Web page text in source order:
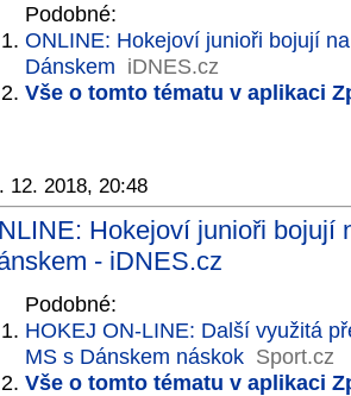
Podobné:
ONLINE: Hokejoví junioři bojují
Dánskem iDNES.cz
Vše o tomto tématu v aplikaci
12. 2018, 20:48
Hokejoví junioři bojují
- iDNES.cz
Podobné:
HOKEJ ON-LINE: Další využitá
MS s Dánskem náskok Sport.cz
Vše o tomto tématu v aplikaci